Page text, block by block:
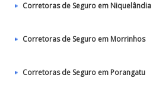
Corretoras de Seguro em Niquelândia
Corretoras de Seguro em Morrinhos
Corretoras de Seguro em Porangatu